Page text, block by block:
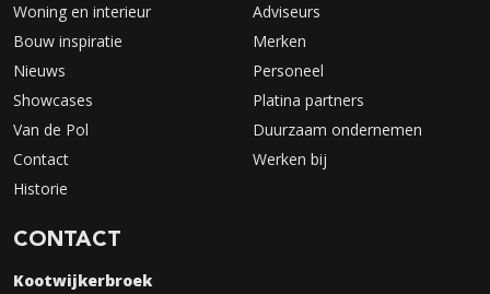
Woning en interieur
Bouw inspiratie
Nieuws
Showcases
Van de Pol
Contact
Historie
Adviseurs
Merken
Personeel
Platina partners
Duurzaam ondernemen
Werken bij
CONTACT
Kootwijkerbroek